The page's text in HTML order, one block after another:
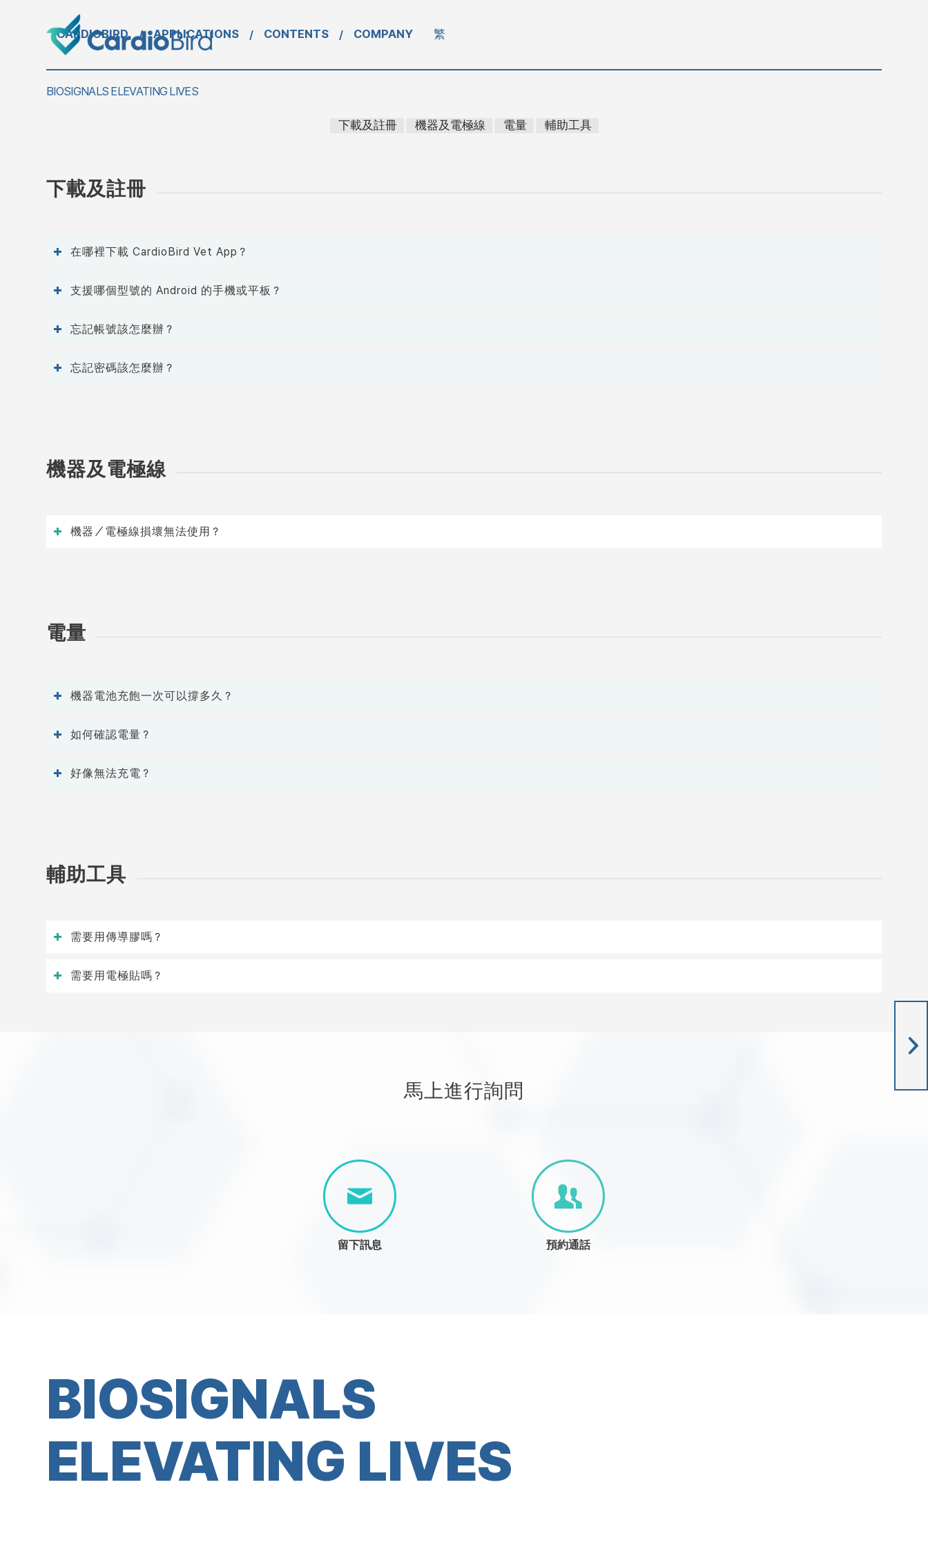
CARDIOBIRD / APPLICATIONS / CONTENTS / COMPANY 繁
BIOSIGNALS ELEVATING LIVES
下載及註冊 機器及電極線 電量 輔助工具
下載及註冊
在哪裡下載 CardioBird Vet App？
支援哪個型號的 Android 的手機或平板？
忘記帳號該怎麼辦？
忘記密碼該怎麼辦？
機器及電極線
機器／電極線損壞無法使用？
電量
機器電池充飽一次可以撐多久？
如何確認電量？
好像無法充電？
輔助工具
需要用傳導膠嗎？
需要用電極貼嗎？
馬上進行詢問
留下訊息 預約通話
BIOSIGNALS
ELEVATING LIVES